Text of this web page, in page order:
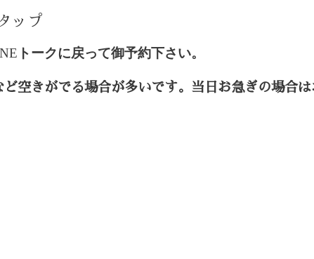
ップ
トークに戻って御予約下さい。
空きがでる場合が多いです。当日お急ぎの場合は